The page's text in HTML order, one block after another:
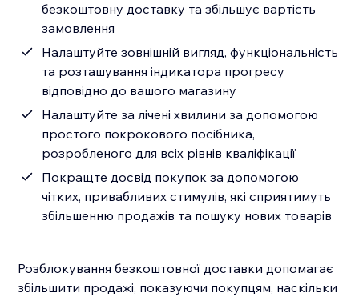
безкоштовну доставку та збільшує вартість
замовлення
Налаштуйте зовнішній вигляд, функціональність
та розташування індикатора прогресу
відповідно до вашого магазину
Налаштуйте за лічені хвилини за допомогою
простого покрокового посібника,
розробленого для всіх рівнів кваліфікації
Покращте досвід покупок за допомогою
чітких, привабливих стимулів, які сприятимуть
збільшенню продажів та пошуку нових товарів
Розблокування безкоштовної доставки допомагає
збільшити продажі, показуючи покупцям, наскільки